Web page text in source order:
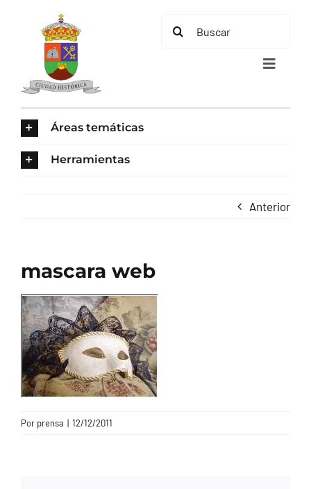
contenido
Buscar:
Toggle
CONTACTO
Áreas temáticas
Herramientas
Anterior
mascara web
Por prensa | 12/12/2011